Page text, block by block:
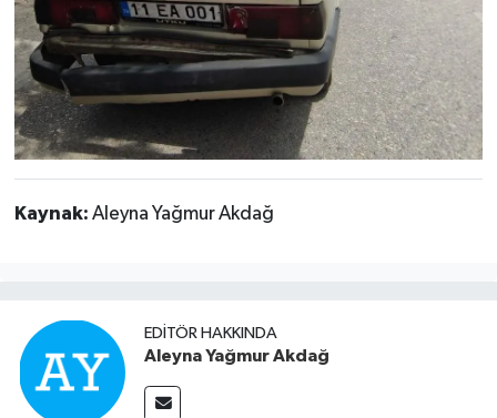
Kaynak: Aleyna Yağmur Akdağ
EDITÖR HAKKINDA
Aleyna Yağmur Akdağ